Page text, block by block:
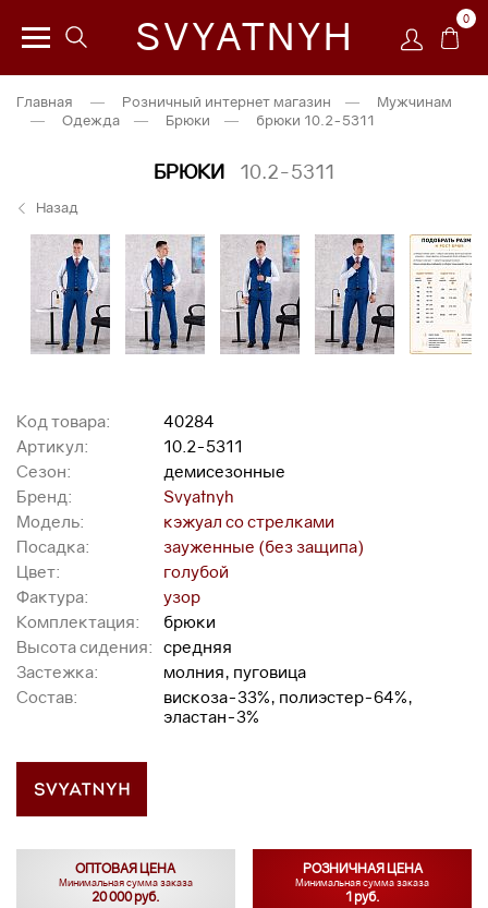
SVYATNYH 0
Главная — Розничный интернет магазин —
Мужчинам
—
Одежда — Брюки — брюки 10.2-5311
БРЮКИ 10.2-5311
Назад
Код товара:
40284
Артикул:
10.2-5311
Сезон:
демисезонные
Бренд:
Svyatnyh
Модель:
кэжуал со стрелками
Посадка:
зауженные (без защипа)
Цвет:
голубой
Фактура:
узор
Комплектация:
брюки
Высота сидения:
средняя
Застежка:
молния, пуговица
Состав:
вискоза-33%, полиэстер-64%,
эластан-3%
ОПТОВАЯ ЦЕНА
Минимальная сумма заказа
20 000 руб.
РОЗНИЧНАЯ ЦЕНА
Минимальная сумма заказа
1 руб.